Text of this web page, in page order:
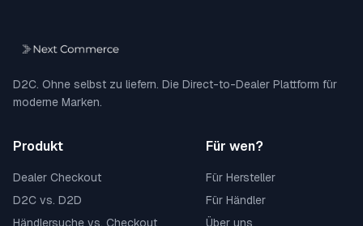
D2C. Ohne selbst zu liefern. Die Direct-to-Dealer Plattform für
moderne Marken.
Produkt
Dealer Checkout
D2C vs. D2D
Händlersuche vs. Checkout
Für wen?
Für Hersteller
Für Händler
Über uns